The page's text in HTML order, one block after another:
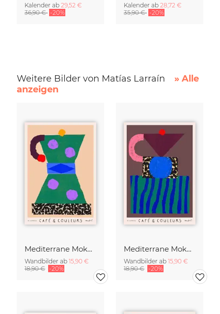
Kalender ab 29,52 €
36,90 € -20%
Kalender ab 28,72 €
35,90 € -20%
Weitere Bilder von Matías Larraín
» Alle
anzeigen
Mediterrane Mokkakanne
Wandbilder ab 15,90 €
18,90 € -20%
Mediterrane Mokkakanne - Café & Couleurs
Wandbilder ab 15,90 €
18,90 € -20%